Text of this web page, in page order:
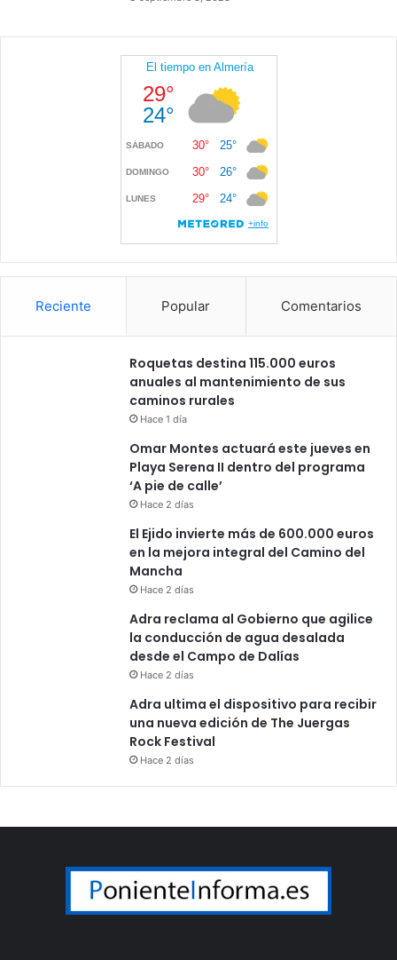
Reciente Popular Comentarios
Roquetas destina 115.000 euros
anuales al mantenimiento de sus
caminos rurales
Hace 1 día
Omar Montes actuará este jueves en
Playa Serena II dentro del programa
‘A pie de calle’
Hace 2 días
El Ejido invierte más de 600.000 euros
en la mejora integral del Camino del
Mancha
Hace 2 días
Adra reclama al Gobierno que agilice
la conducción de agua desalada
desde el Campo de Dalías
Hace 2 días
Adra ultima el dispositivo para recibir
una nueva edición de The Juergas
Rock Festival
Hace 2 días